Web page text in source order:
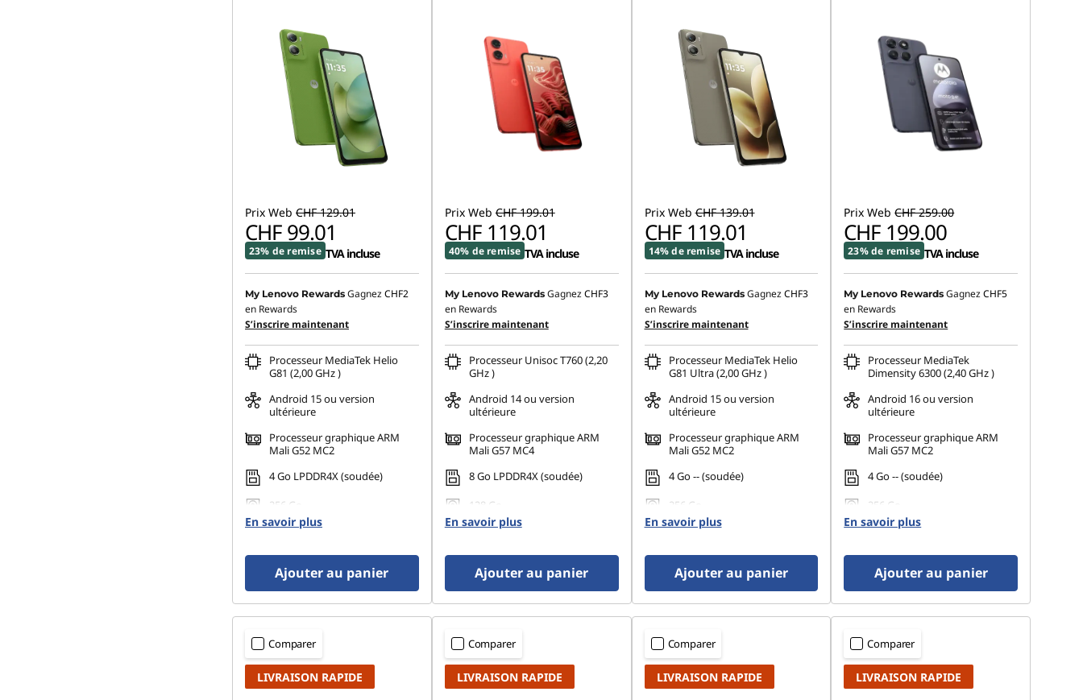
Prix Web CHF 129.01
CHF 99.01
23% de remise TVA incluse
My Lenovo Rewards GagnezCHF2
en Rewards
S’inscrire maintenant
Processeur MediaTek Helio
G81 (2,00 GHz )
Android 15 ou version
ultérieure
Processeur graphique ARM
Mali G52 MC2
4 Go LPDDR4X (soudée)
256 Go
En savoir plus
Ajouter au panier
Prix Web CHF 199.01
CHF 119.01
40% de remise TVA incluse
My Lenovo Rewards GagnezCHF3
en Rewards
S’inscrire maintenant
Processeur Unisoc T760 (2,20
GHz )
Android 14 ou version
ultérieure
Processeur graphique ARM
Mali G57 MC4
8 Go LPDDR4X (soudée)
128 Go
En savoir plus
Ajouter au panier
Prix Web CHF 139.01
CHF 119.01
14% de remise TVA incluse
My Lenovo Rewards GagnezCHF3
en Rewards
S’inscrire maintenant
Processeur MediaTek Helio
G81 Ultra (2,00 GHz )
Android 15 ou version
ultérieure
Processeur graphique ARM
Mali G52 MC2
4 Go -- (soudée)
256 Go
En savoir plus
Ajouter au panier
Prix Web CHF 259.00
CHF 199.00
23% de remise TVA incluse
My Lenovo Rewards GagnezCHF5
en Rewards
S’inscrire maintenant
Processeur MediaTek
Dimensity 6300 (2,40 GHz )
Android 16 ou version
ultérieure
Processeur graphique ARM
Mali G57 MC2
4 Go -- (soudée)
256 Go
En savoir plus
Ajouter au panier
Comparer
LIVRAISON RAPIDE
Comparer
LIVRAISON RAPIDE
Comparer
LIVRAISON RAPIDE
Comparer
LIVRAISON RAPIDE